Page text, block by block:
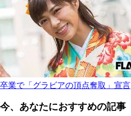
卒業で「グラビアの頂点奪取」宣言
今、あなたにおすすめの記事